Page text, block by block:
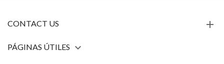
CONTACT US
PÁGINAS ÚTILES 